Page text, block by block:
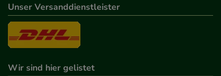
Unser Versanddienstleister
Wir sind hier gelistet